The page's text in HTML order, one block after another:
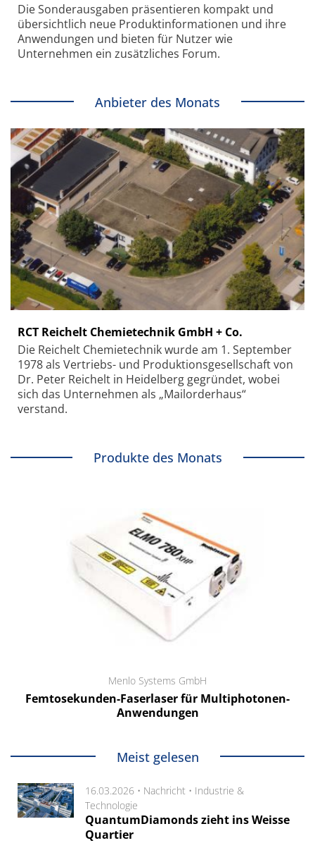
Die Sonder­ausgaben präsentieren kompakt und
übersichtlich neue Produkt­informationen und ihre
Anwendungen und bieten für Nutzer wie
Unternehmen ein zusätzliches Forum.
Anbieter des Monats
RCT Reichelt Chemietechnik GmbH + Co.
Die Reichelt Chemietechnik wurde am 1. September
1978 als Vertriebs- und Produktionsgesellschaft von
Dr. Peter Reichelt in Heidelberg gegründet, wobei
sich das Unternehmen als „Mailorderhaus“
verstand.
Produkte des Monats
Menlo Systems GmbH
Femtosekunden-Faserlaser für Multiphotonen-
Anwendungen
Meist gelesen
16.03.2026 • Nachricht • Industrie &
Technologie
QuantumDiamonds zieht ins Weisse
Quartier